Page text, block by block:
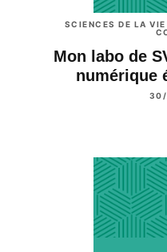
SCIENCES DE LA
Mon labo de
numérique
30/